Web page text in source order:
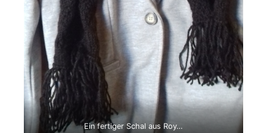
Ein fertiger Schal aus Roy…